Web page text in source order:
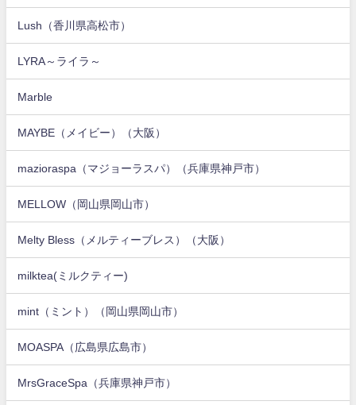
Lush（香川県高松市）
LYRA～ライラ～
Marble
MAYBE（メイビー）（大阪）
mazioraspa（マジョーラスパ）（兵庫県神戸市）
MELLOW（岡山県岡山市）
Melty Bless（メルティーブレス）（大阪）
milktea(ミルクティー)
mint（ミント）（岡山県岡山市）
MOASPA（広島県広島市）
MrsGraceSpa（兵庫県神戸市）